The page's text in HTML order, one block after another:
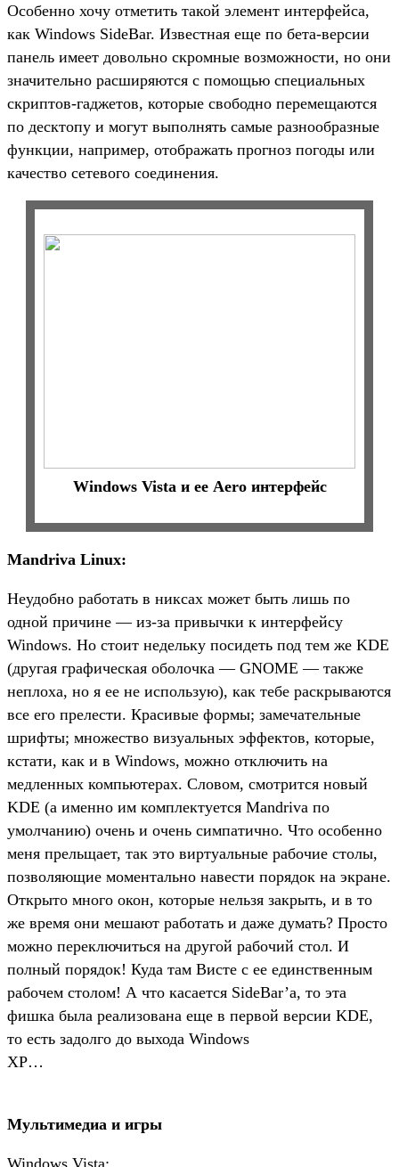
Особенно хочу отметить такой элемент интерфейса,
как Windows SideBar. Известная еще по бета-версии
панель имеет довольно скромные возможности, но они
значительно расширяются с помощью специальных
скриптов-гаджетов, которые свободно перемещаются
по десктопу и могут выполнять самые разнообразные
функции, например, отображать прогноз погоды или
качество сетевого соединения.
Windows Vista и ее Aero интерфейс
Mandriva Linux:
Неудобно работать в никсах может быть лишь по
одной причине — из-за привычки к интерфейсу
Windows. Но стоит недельку посидеть под тем же KDE
(другая графическая оболочка — GNOME — также
неплоха, но я ее не использую), как тебе раскрываются
все его прелести. Красивые формы; замечательные
шрифты; множество визуальных эффектов, которые,
кстати, как и в Windows, можно отключить на
медленных компьютерах. Словом, смотрится новый
KDE (а именно им комплектуется Mandriva по
умолчанию) очень и очень симпатично. Что особенно
меня прельщает, так это виртуальные рабочие столы,
позволяющие моментально навести порядок на экране.
Открыто много окон, которые нельзя закрыть, и в то
же время они мешают работать и даже думать? Просто
можно переключиться на другой рабочий стол. И
полный порядок! Куда там Висте с ее единственным
рабочем столом! А что касается SideBar’а, то эта
фишка была реализована еще в первой версии KDE,
то есть задолго до выхода Windows
XP…
Мультимедиа и игры
Windows Vista: